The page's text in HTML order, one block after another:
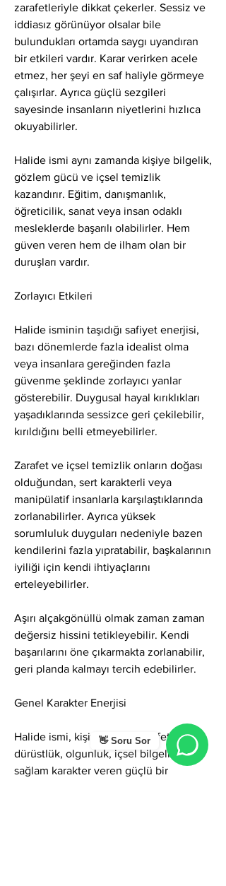
👋 Soru Sor
zarafetleriyle dikkat çekerler. Sessiz ve
iddiasız görünüyor olsalar bile
bulundukları ortamda saygı uyandıran
bir etkileri vardır. Karar verirken acele
etmez, her şeyi en saf haliyle görmeye
çalışırlar. Ayrıca güçlü sezgileri
sayesinde insanların niyetlerini hızlıca
okuyabilirler.
Halide ismi aynı zamanda kişiye bilgelik,
gözlem gücü ve içsel temizlik
kazandırır. Eğitim, danışmanlık,
öğreticilik, sanat veya insan odaklı
mesleklerde başarılı olabilirler. Hem
güven veren hem de ilham olan bir
duruşları vardır.
Zorlayıcı Etkileri
Halide isminin taşıdığı safiyet enerjisi,
bazı dönemlerde fazla idealist olma
veya insanlara gereğinden fazla
güvenme şeklinde zorlayıcı yanlar
gösterebilir. Duygusal hayal kırıklıkları
yaşadıklarında sessizce geri çekilebilir,
kırıldığını belli etmeyebilirler.
Zarafet ve içsel temizlik onların doğası
olduğundan, sert karakterli veya
manipülatif insanlarla karşılaştıklarında
zorlanabilirler. Ayrıca yüksek
sorumluluk duyguları nedeniyle bazen
kendilerini fazla yıpratabilir, başkalarının
iyiliği için kendi ihtiyaçlarını
erteleyebilirler.
Aşırı alçakgönüllü olmak zaman zaman
değersiz hissini tetikleyebilir. Kendi
başarılarını öne çıkarmakta zorlanabilir,
geri planda kalmayı tercih edebilirler.
Genel Karakter Enerjisi
Halide ismi, kişiye saflık, zarafet,
dürüstlük, olgunluk, içsel bilgelik ve
sağlam karakter veren güçlü bir